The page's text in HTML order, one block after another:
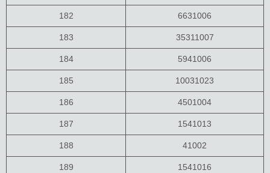
182 6631006
183 35311007
184 5941006
185 10031023
186 4501004
187 1541013
188 41002
189 1541016